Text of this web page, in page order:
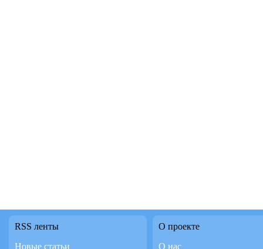
RSS ленты
Новые статьи
О проекте
О нас